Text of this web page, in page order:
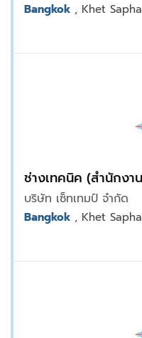
Bangkok , Khet
ช่างเทคนิค (สำนักงา
บริษัท เซ็ทเทมป์ จำกัด
Bangkok , Khet